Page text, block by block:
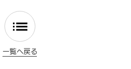
一覧へ戻る